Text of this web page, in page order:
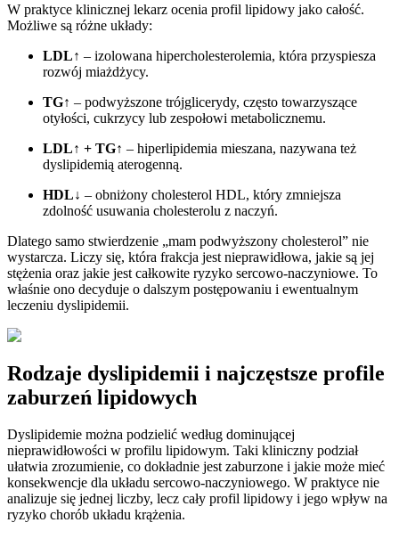
W praktyce klinicznej lekarz ocenia profil lipidowy jako całość.
Możliwe są różne układy:
LDL↑ – izolowana hipercholesterolemia, która przyspiesza
rozwój miażdżycy.
TG↑ – podwyższone trójglicerydy, często towarzyszące
otyłości, cukrzycy lub zespołowi metabolicznemu.
LDL↑ + TG↑ – hiperlipidemia mieszana, nazywana też
dyslipidemią aterogenną.
HDL↓ – obniżony cholesterol HDL, który zmniejsza
zdolność usuwania cholesterolu z naczyń.
Dlatego samo stwierdzenie „mam podwyższony cholesterol” nie
wystarcza. Liczy się, która frakcja jest nieprawidłowa, jakie są jej
stężenia oraz jakie jest całkowite ryzyko sercowo-naczyniowe. To
właśnie ono decyduje o dalszym postępowaniu i ewentualnym
leczeniu dyslipidemii.
Rodzaje dyslipidemii i najczęstsze profile
zaburzeń lipidowych
Dyslipidemie można podzielić według dominującej
nieprawidłowości w profilu lipidowym. Taki kliniczny podział
ułatwia zrozumienie, co dokładnie jest zaburzone i jakie może mieć
konsekwencje dla układu sercowo-naczyniowego. W praktyce nie
analizuje się jednej liczby, lecz cały profil lipidowy i jego wpływ na
ryzyko chorób układu krążenia.